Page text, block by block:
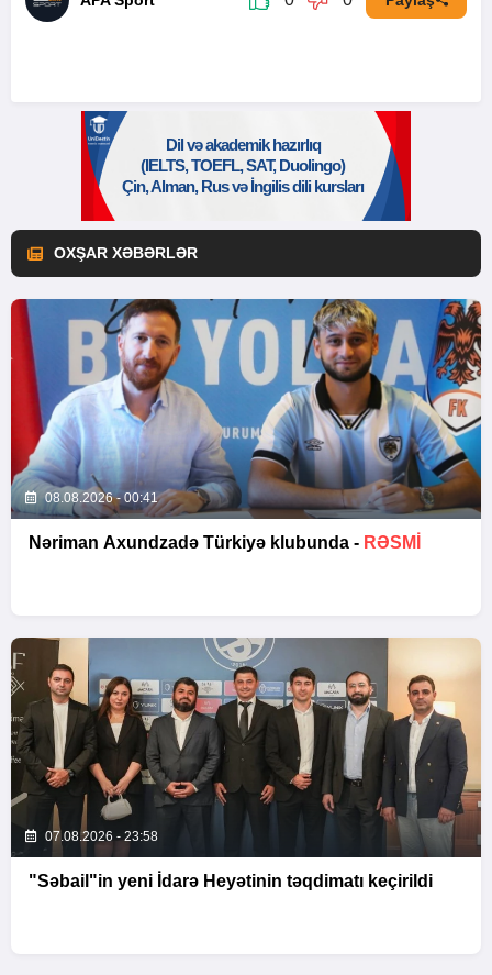
OXŞAR XƏBƏRLƏR
08.08.2026 - 00:41
Nəriman Axundzadə Türkiyə klubunda - RƏSMİ
07.08.2026 - 23:58
"Səbail"in yeni İdarə Heyətinin təqdimatı keçirildi